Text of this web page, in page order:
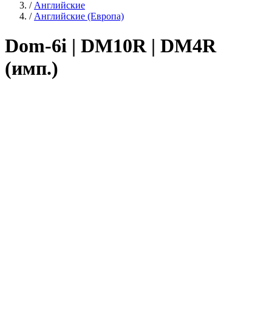
/ Английские
/ Английские (Европа)
Dom-6i | DM10R | DM4R
(имп.)